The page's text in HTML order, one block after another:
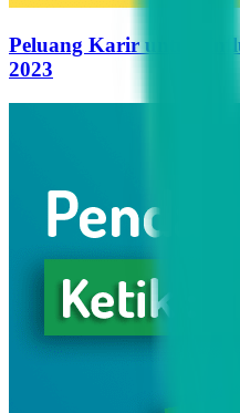
Peluang Karir untuk
2023